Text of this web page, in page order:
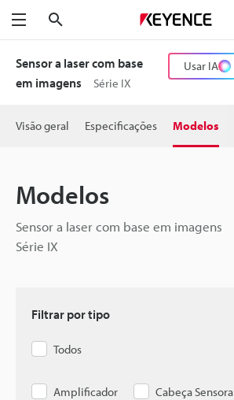
Menu
Sensor a laser com base
em imagens
Série IX
Usar IA
Visão geral Especificações Modelos
Modelos
Sensor a laser com base em imagens
Série IX
Filtrar por tipo
Todos
Amplificador
Cabeça Sensora